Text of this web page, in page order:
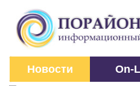
Новости On-